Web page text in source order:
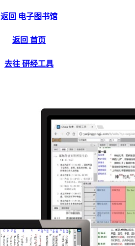
返回 电子图书馆
返回 首页
去往 研经工具